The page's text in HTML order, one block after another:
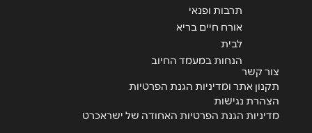
תרבות ופנאי
אורח חיים בריא
לבית
הנחות במעמד החיוב
צור קשר
תקנון אתר ומדיניות הגנת הפרטיות
הצהרת נגישות
מדיניות הגנת הפרטיות האחודה של ישראכרט